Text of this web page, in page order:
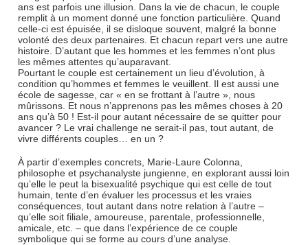
ans est parfois une illusion. Dans la vie de chacun, le couple
remplit à un moment donné une fonction particulière. Quand
celle-ci est épuisée, il se disloque souvent, malgré la bonne
volonté des deux partenaires. Et chacun repart vers une autre
histoire. D’autant que les hommes et les femmes n’ont plus
les mêmes attentes qu’auparavant.
Pourtant le couple est certainement un lieu d’évolution, à
condition qu’hommes et femmes le veuillent. Il est aussi une
école de sagesse, car « en se frottant à l’autre », nous
mûrissons. Et nous n’apprenons pas les mêmes choses à 20
ans qu’à 50 ! Est-il pour autant nécessaire de se quitter pour
avancer ? Le vrai challenge ne serait-il pas, tout autant, de
vivre différents couples… en un ?
À partir d’exemples concrets, Marie-Laure Colonna,
philosophe et psychanalyste jungienne, en explorant aussi loin
qu’elle le peut la bisexualité psychique qui est celle de tout
humain, tente d’en évaluer les processus et les vraies
conséquences, tout autant dans notre relation à l’autre –
qu’elle soit filiale, amoureuse, parentale, professionnelle,
amicale, etc. – que dans l’expérience de ce couple
symbolique qui se forme au cours d’une analyse.